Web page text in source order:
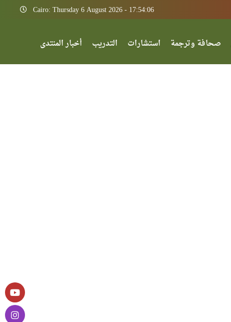
Cairo: Thursday 6 August 2026 - 17:54:06
صحافة وترجمة استشارات التدريب أخبار المنتدى